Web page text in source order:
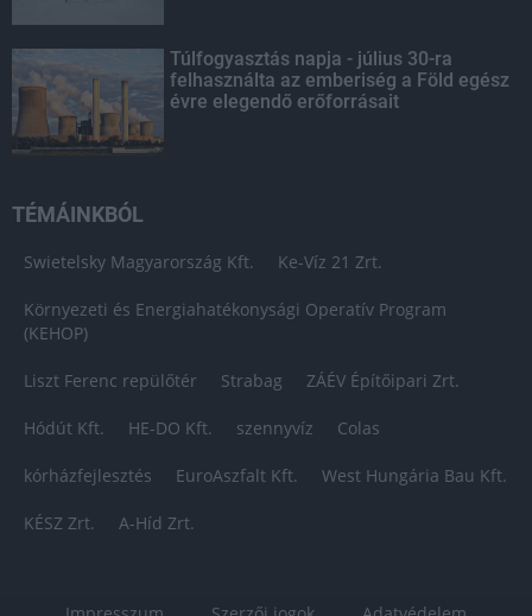
Túlfogyasztás napja - július 30-ra
felhasználta az emberiség a Föld egész
évre elegendő erőforrásait
TÉMÁINKBÓL
Swietelsky Magyarország Kft. Ke-Víz 21 Zrt.
Környezeti és Energiahatékonysági Operatív Program
(KEHOP)
Liszt Ferenc repülőtér Strabag ZÁÉV Építőipari Zrt.
Hódút Kft. HE-DO Kft. szennyvíz Colas
kórházfejlesztés EuroAszfalt Kft. West Hungária Bau Kft.
KÉSZ Zrt. A-Híd Zrt.